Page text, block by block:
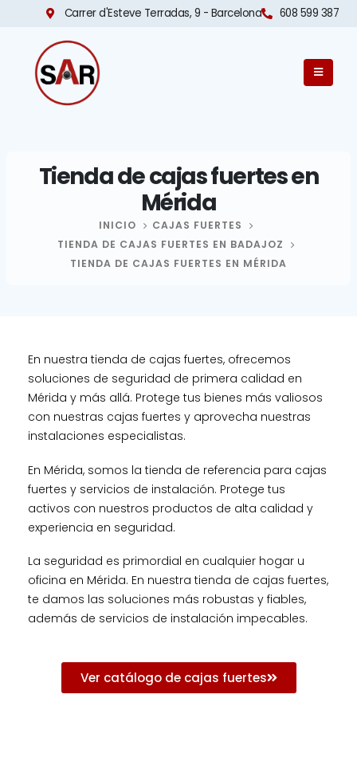
Carrer d'Esteve Terradas, 9 - Barcelona​ 608 599 387
Tienda de cajas fuertes en
Mérida
INICIO
CAJAS FUERTES
TIENDA DE CAJAS FUERTES EN BADAJOZ
TIENDA DE CAJAS FUERTES EN MÉRIDA
En nuestra tienda de cajas fuertes, ofrecemos
soluciones de seguridad de primera calidad en
Mérida y más allá. Protege tus bienes más valiosos
con nuestras cajas fuertes y aprovecha nuestras
instalaciones especialistas.
En Mérida, somos la tienda de referencia para cajas
fuertes y servicios de instalación. Protege tus
activos con nuestros productos de alta calidad y
experiencia en seguridad.
La seguridad es primordial en cualquier hogar u
oficina en Mérida. En nuestra tienda de cajas fuertes,
te damos las soluciones más robustas y fiables,
además de servicios de instalación impecables.
Ver catálogo de cajas fuertes